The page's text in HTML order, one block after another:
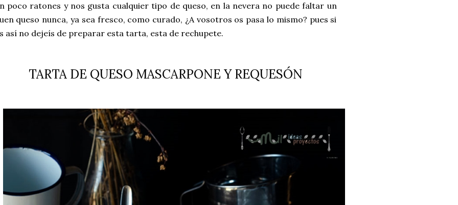
poco ratones y nos gusta cualquier tipo de queso, en la nevera no puede faltar un
queso nunca, ya sea fresco, como curado, ¿A vosotros os pasa lo mismo? pues si
así no dejeís de preparar esta tarta, esta de rechupete.
TARTA DE QUESO MASCARPONE Y REQUESÓN